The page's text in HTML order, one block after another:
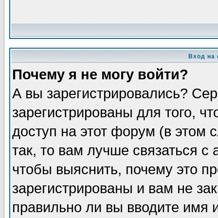
Вход на
Почему я не могу войти?
А вы зарегистрировались?
зарегистрированы для того,
доступ на этот форум (в этом
так, то вам лучше связаться
чтобы выяснить, почему это
зарегистрированы и вам не
правильно ли вы вводите